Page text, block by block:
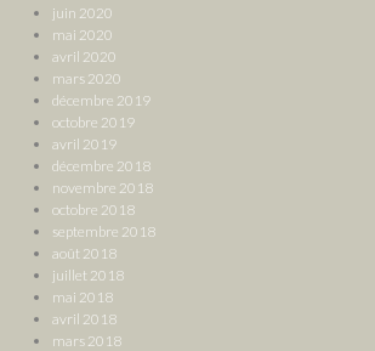
juin 2020
mai 2020
avril 2020
mars 2020
décembre 2019
octobre 2019
avril 2019
décembre 2018
novembre 2018
octobre 2018
septembre 2018
août 2018
juillet 2018
mai 2018
avril 2018
mars 2018